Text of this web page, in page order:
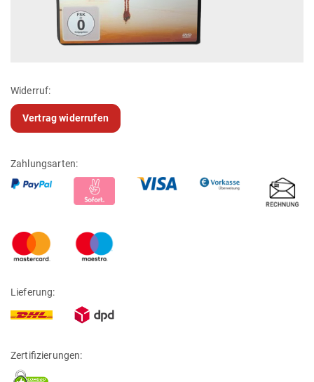
Widerruf:
Vertrag widerrufen
Zahlungsarten:
Lieferung:
Zertifizierungen: